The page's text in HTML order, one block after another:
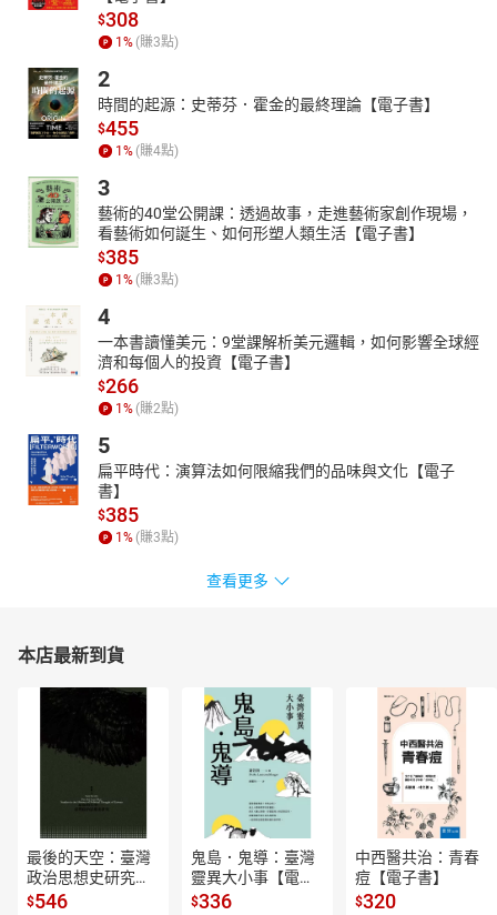
$308
1% (賺3點)
2
時間的起源：史蒂芬．霍金的最終理論【電子書】
$455
1% (賺4點)
3
藝術的40堂公開課：透過故事，走進藝術家創作現場，
看藝術如何誕生、如何形塑人類生活【電子書】
$385
1% (賺3點)
4
一本書讀懂美元：9堂課解析美元邏輯，如何影響全球經
濟和每個人的投資【電子書】
$266
1% (賺2點)
5
扁平時代：演算法如何限縮我們的品味與文化【電子
書】
$385
1% (賺3點)
查看更多
本店最新到貨
最後的天空：臺灣
政治思想史研究
【電子書】
$546
鬼島．鬼導：臺灣
靈異大小事【電子
書】
$336
中西醫共治：青春
痘【電子書】
$320